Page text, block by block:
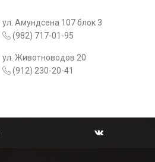
ул. Амундсена 107 блок 3
(982) 717-01-95
ул. Животноводов 20
(912) 230-20-41